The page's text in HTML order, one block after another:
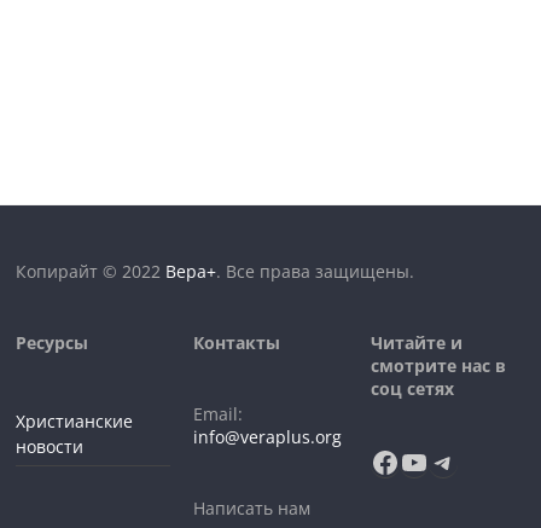
Копирайт © 2022 Вера+. Все права защищены.
Ресурсы
Христианские
новости
Контакты
Email:
info@veraplus.org
Написать нам
Читайте и
смотрите нас в
соц сетях
Facebook
YouTube